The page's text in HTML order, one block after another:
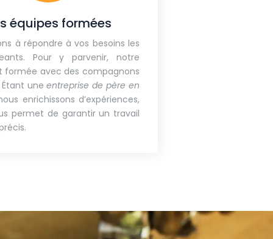
équipes formées
à répondre à vos besoins les
Pour y parvenir, notre
formée avec des compagnons
Étant uneentreprise de père en
enrichissons d’expériences,
permet de garantir un travail